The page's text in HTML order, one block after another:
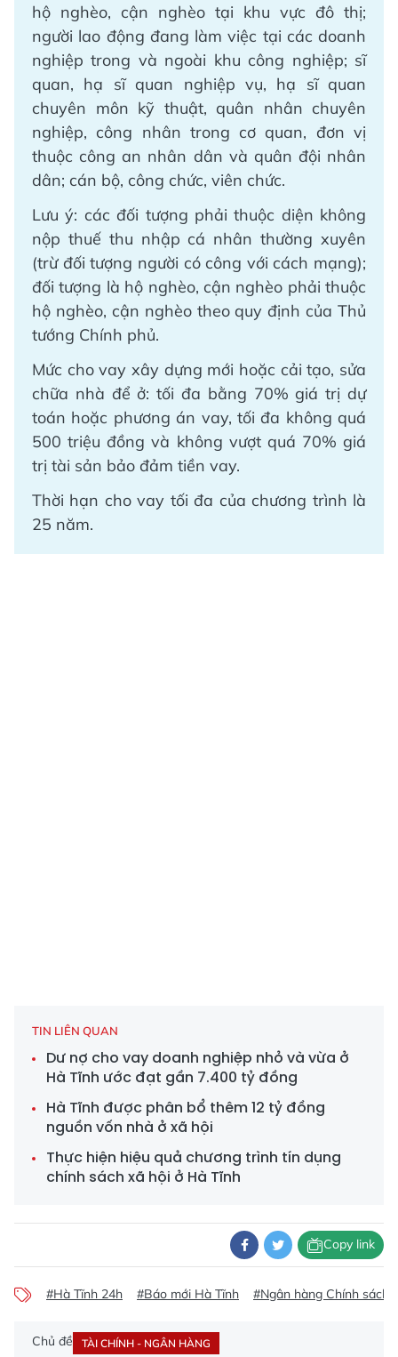
hộ nghèo, cận nghèo tại khu vực đô thị;
người lao động đang làm việc tại các doanh
nghiệp trong và ngoài khu công nghiệp; sĩ
quan, hạ sĩ quan nghiệp vụ, hạ sĩ quan
chuyên môn kỹ thuật, quân nhân chuyên
nghiệp, công nhân trong cơ quan, đơn vị
thuộc công an nhân dân và quân đội nhân
dân; cán bộ, công chức, viên chức.
Lưu ý: các đối tượng phải thuộc diện không
nộp thuế thu nhập cá nhân thường xuyên
(trừ đối tượng người có công với cách mạng);
đối tượng là hộ nghèo, cận nghèo phải thuộc
hộ nghèo, cận nghèo theo quy định của Thủ
tướng Chính phủ.
Mức cho vay xây dựng mới hoặc cải tạo, sửa
chữa nhà để ở: tối đa bằng 70% giá trị dự
toán hoặc phương án vay, tối đa không quá
500 triệu đồng và không vượt quá 70% giá
trị tài sản bảo đảm tiền vay.
Thời hạn cho vay tối đa của chương trình là
25 năm.
TIN LIÊN QUAN
Dư nợ cho vay doanh nghiệp nhỏ và vừa ở
Hà Tĩnh ước đạt gần 7.400 tỷ đồng
Hà Tĩnh được phân bổ thêm 12 tỷ đồng
nguồn vốn nhà ở xã hội
Thực hiện hiệu quả chương trình tín dụng
chính sách xã hội ở Hà Tĩnh
Copy link
#Hà Tĩnh 24h #Báo mới Hà Tĩnh #Ngân hàng Chính sách
Chủ đề TÀI CHÍNH - NGÂN HÀNG